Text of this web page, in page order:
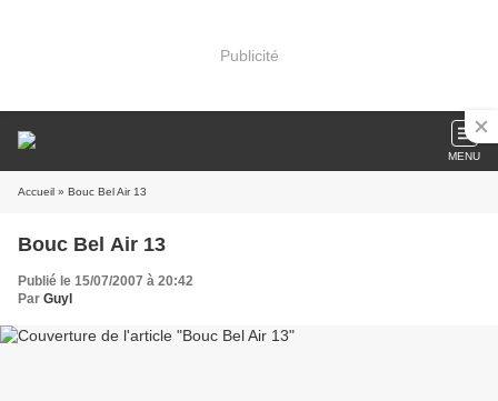
Publicité
MENU
Accueil » Bouc Bel Air 13
Bouc Bel Air 13
Publié le 15/07/2007 à 20:42
Par Guyl